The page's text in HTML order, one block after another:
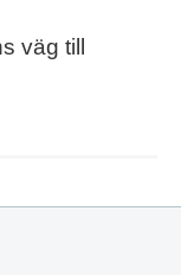
väg till